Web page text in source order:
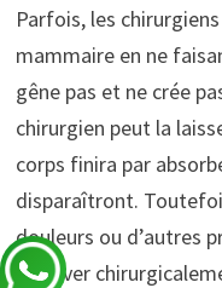
Parfois, les
mammaire en ne
gêne pas et ne crée
chirurgien peut la
corps finira par
disparaîtront.
douleurs ou d’autres
l’enlever